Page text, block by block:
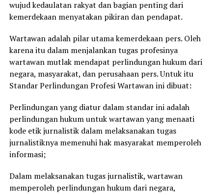
wujud kedaulatan rakyat dan bagian penting dari
kemerdekaan menyatakan pikiran dan pendapat.
Wartawan adalah pilar utama kemerdekaan pers. Oleh
karena itu dalam menjalankan tugas profesinya
wartawan mutlak mendapat perlindungan hukum dari
negara, masyarakat, dan perusahaan pers. Untuk itu
Standar Perlindungan Profesi Wartawan ini dibuat:
Perlindungan yang diatur dalam standar ini adalah
perlindungan hukum untuk wartawan yang menaati
kode etik jurnalistik dalam melaksanakan tugas
jurnalistiknya memenuhi hak masyarakat memperoleh
informasi;
Dalam melaksanakan tugas jurnalistik, wartawan
memperoleh perlindungan hukum dari negara,